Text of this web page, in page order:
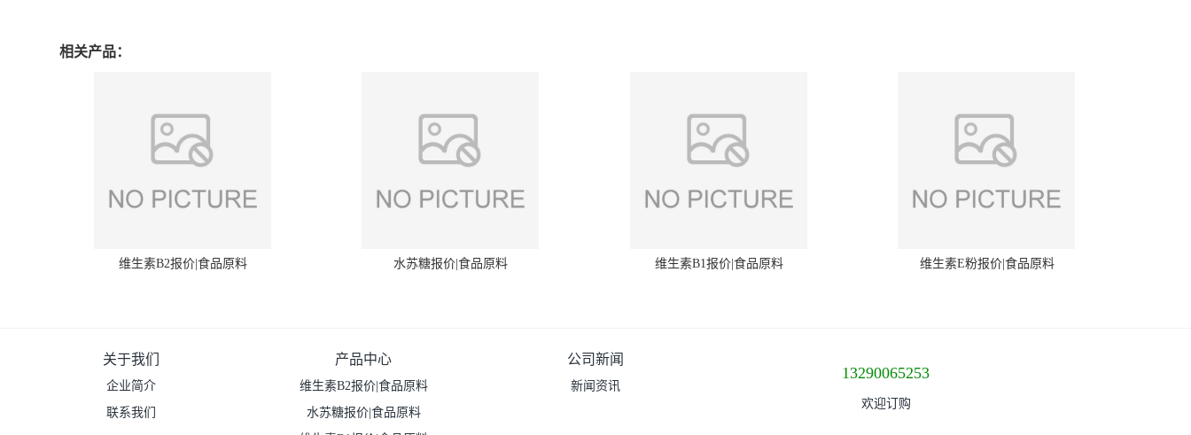
相关产品：
维生素B2报价|食品原料 水苏糖报价|食品原料 维生素B1报价|食品原料 维生素E粉报价|食品原料
关于我们
企业简介
联系我们
产品中心
维生素B2报价|食品原料
水苏糖报价|食品原料
公司新闻
新闻资讯
13290065253
欢迎订购